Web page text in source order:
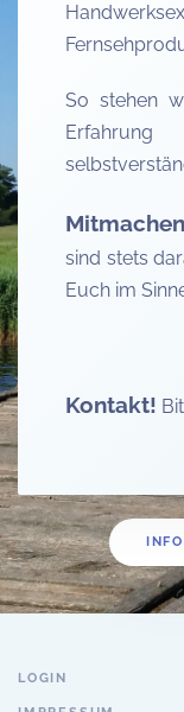
So stehen
sind stets
Euch im
Kontakt!
LOGIN